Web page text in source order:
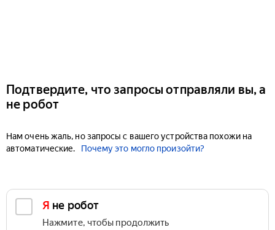
Подтвердите, что запросы отправляли вы, а
не робот
Нам очень жаль, но запросы с вашего устройства похожи на
автоматические.
Почему это могло произойти?
Я не робот
Нажмите, чтобы продолжить